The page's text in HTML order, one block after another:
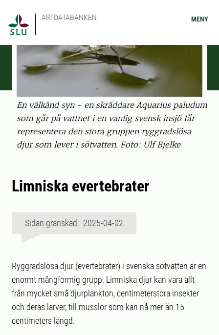
ARTDATABANKEN MENY
En välkänd syn - en skräddare Aquarius paludum
som går på vattnet i en vanlig svensk insjö får
representera den stora gruppen ryggradslösa
djur som lever i sötvatten. Foto: Ulf Bjelke
Limniska evertebrater
Sidan granskad: 2025-04-02
Ryggradslösa djur (evertebrater) i svenska sötvatten är en
enormt mångformig grupp. Limniska djur kan vara allt
från mycket små djurplankton, centimeterstora insekter
och deras larver, till musslor som kan nå mer än 15
centimeters längd.